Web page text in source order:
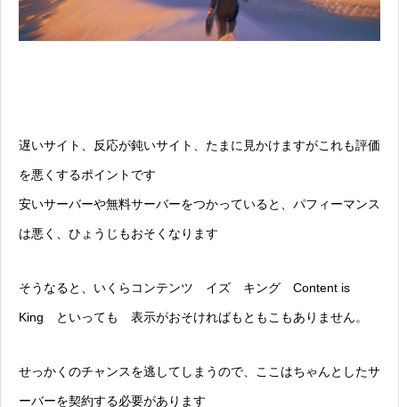
遅いサイト、反応が鈍いサイト、たまに見かけますがこれも評価
を悪くするポイントです
安いサーバーや無料サーバーをつかっていると、パフィーマンス
は悪く、ひょうじもおそくなります
そうなると、いくらコンテンツ イズ キング Content is
King といっても 表示がおそければもともこもありません。
せっかくのチャンスを逃してしまうので、ここはちゃんとしたサ
ーバーを契約する必要があります